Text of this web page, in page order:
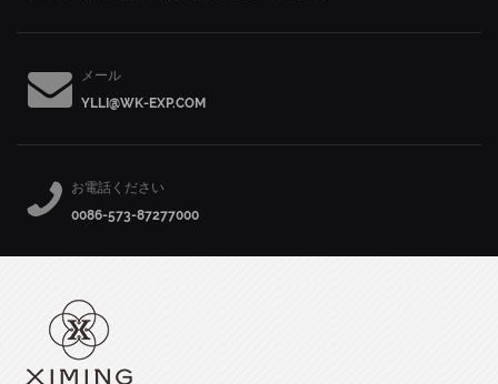
メール
YLLI@WK-EXP.COM
お電話ください
0086-573-87277000